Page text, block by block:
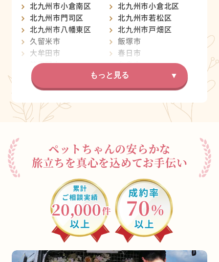
北九州市小倉南区
北九州市小倉北区
北九州市門司区
北九州市若松区
北九州市八幡東区
北九州市戸畑区
久留米市
飯塚市
大牟田市
春日市
筑紫野市
糸島市
宗像市
大野城市
柳川市
太宰府市
小郡市
直方市
筑後市
中間市
嘉麻市
みやま市
大川市
うきは市
豊前市
那珂川市
志免町
粕屋町
宇美町
苅田町
岡垣町
篠栗町
水巻町
須恵町
福智町
新宮町
もっと見る
ペットちゃんの安らかな
旅立ちを真心を込めてお手伝い